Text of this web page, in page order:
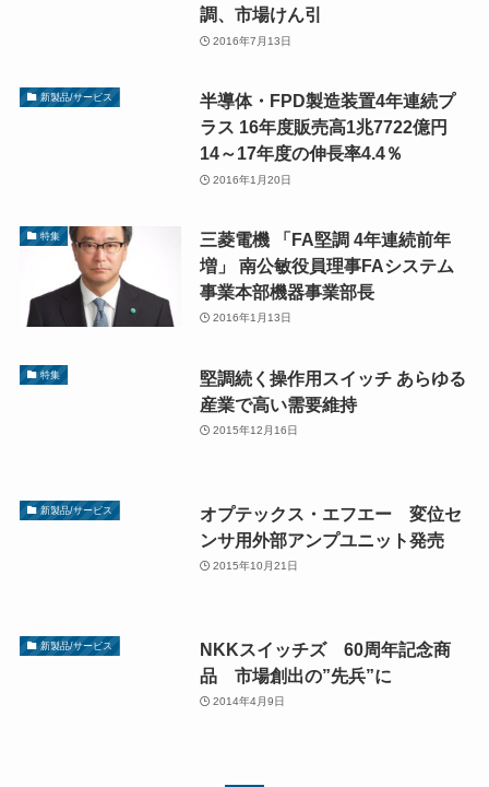
調、市場けん引
2016年7月13日
新製品/サービス
半導体・FPD製造装置4年連続プ
ラス 16年度販売高1兆7722億円
14～17年度の伸長率4.4％
2016年1月20日
特集
三菱電機 「FA堅調 4年連続前年
増」 南公敏役員理事FAシステム
事業本部機器事業部長
2016年1月13日
特集
堅調続く操作用スイッチ あらゆる
産業で高い需要維持
2015年12月16日
新製品/サービス
オプテックス・エフエー 変位セ
ンサ用外部アンプユニット発売
2015年10月21日
新製品/サービス
NKKスイッチズ 60周年記念商
品 市場創出の”先兵”に
2014年4月9日